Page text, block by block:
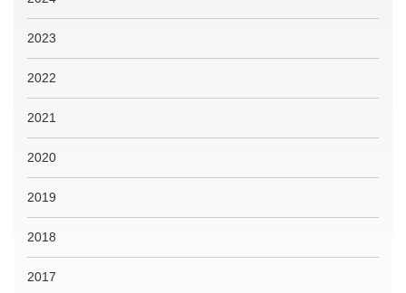
2023
2022
2021
2020
2019
2018
2017